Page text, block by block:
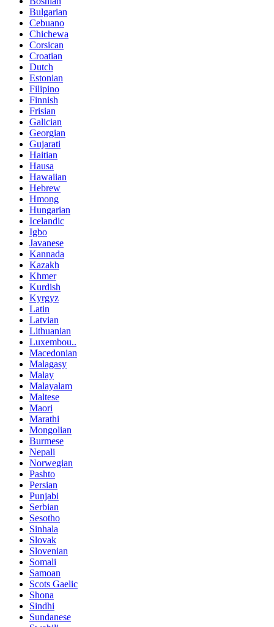
Bulgarian
Cebuano
Chichewa
Corsican
Croatian
Dutch
Estonian
Filipino
Finnish
Frisian
Galician
Georgian
Gujarati
Haitian
Hausa
Hawaiian
Hebrew
Hmong
Hungarian
Icelandic
Igbo
Javanese
Kannada
Kazakh
Khmer
Kurdish
Kyrgyz
Latin
Latvian
Lithuanian
Luxembou..
Macedonian
Malagasy
Malay
Malayalam
Maltese
Maori
Marathi
Mongolian
Burmese
Nepali
Norwegian
Pashto
Persian
Punjabi
Serbian
Sesotho
Sinhala
Slovak
Slovenian
Somali
Samoan
Scots Gaelic
Shona
Sindhi
Sundanese